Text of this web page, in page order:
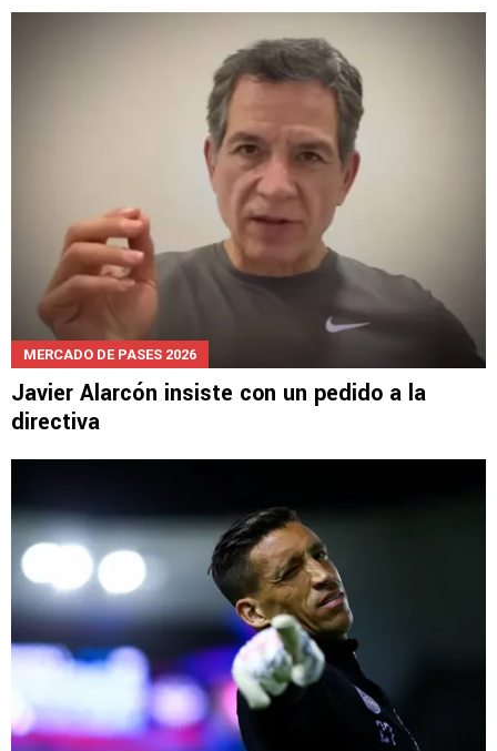
MERCADO DE PASES 2026
Javier Alarcón insiste con un pedido a la
directiva